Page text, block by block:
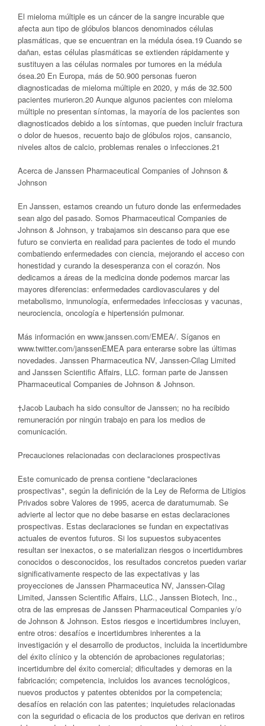
El mieloma múltiple es un cáncer de la sangre incurable que
afecta aun tipo de glóbulos blancos denominados células
plasmáticas, que se encuentran en la médula ósea.19 Cuando se
dañan, estas células plasmáticas se extienden rápidamente y
sustituyen a las células normales por tumores en la médula
ósea.20 En Europa, más de 50.900 personas fueron
diagnosticadas de mieloma múltiple en 2020, y más de 32.500
pacientes murieron.20 Aunque algunos pacientes con mieloma
múltiple no presentan síntomas, la mayoría de los pacientes son
diagnosticados debido a los síntomas, que pueden incluir fractura
o dolor de huesos, recuento bajo de glóbulos rojos, cansancio,
niveles altos de calcio, problemas renales o infecciones.21
Acerca de Janssen Pharmaceutical Companies of Johnson &
Johnson
En Janssen, estamos creando un futuro donde las enfermedades
sean algo del pasado. Somos Pharmaceutical Companies de
Johnson & Johnson, y trabajamos sin descanso para que ese
futuro se convierta en realidad para pacientes de todo el mundo
combatiendo enfermedades con ciencia, mejorando el acceso con
honestidad y curando la desesperanza con el corazón. Nos
dedicamos a áreas de la medicina donde podemos marcar las
mayores diferencias: enfermedades cardiovasculares y del
metabolismo, inmunología, enfermedades infecciosas y vacunas,
neurociencia, oncología e hipertensión pulmonar.
Más información en www.janssen.com/EMEA/. Síganos en
www.twitter.com/janssenEMEA para enterarse sobre las últimas
novedades. Janssen Pharmaceutica NV, Janssen-Cilag Limited
and Janssen Scientific Affairs, LLC. forman parte de Janssen
Pharmaceutical Companies de Johnson & Johnson.
†Jacob Laubach ha sido consultor de Janssen; no ha recibido
remuneración por ningún trabajo en para los medios de
comunicación.
Precauciones relacionadas con declaraciones prospectivas
Este comunicado de prensa contiene "declaraciones
prospectivas", según la definición de la Ley de Reforma de Litigios
Privados sobre Valores de 1995, acerca de daratumumab. Se
advierte al lector que no debe basarse en estas declaraciones
prospectivas. Estas declaraciones se fundan en expectativas
actuales de eventos futuros. Si los supuestos subyacentes
resultan ser inexactos, o se materializan riesgos o incertidumbres
conocidos o desconocidos, los resultados concretos pueden variar
significativamente respecto de las expectativas y las
proyecciones de Janssen Pharmaceutica NV, Janssen-Cilag
Limited, Janssen Scientific Affairs, LLC., Janssen Biotech, Inc.,
otra de las empresas de Janssen Pharmaceutical Companies y/o
de Johnson & Johnson. Estos riesgos e incertidumbres incluyen,
entre otros: desafíos e incertidumbres inherentes a la
investigación y el desarrollo de productos, incluida la incertidumbre
del éxito clínico y la obtención de aprobaciones regulatorias;
incertidumbre del éxito comercial; dificultades y demoras en la
fabricación; competencia, incluidos los avances tecnológicos,
nuevos productos y patentes obtenidos por la competencia;
desafíos en relación con las patentes; inquietudes relacionadas
con la seguridad o eficacia de los productos que derivan en retiros